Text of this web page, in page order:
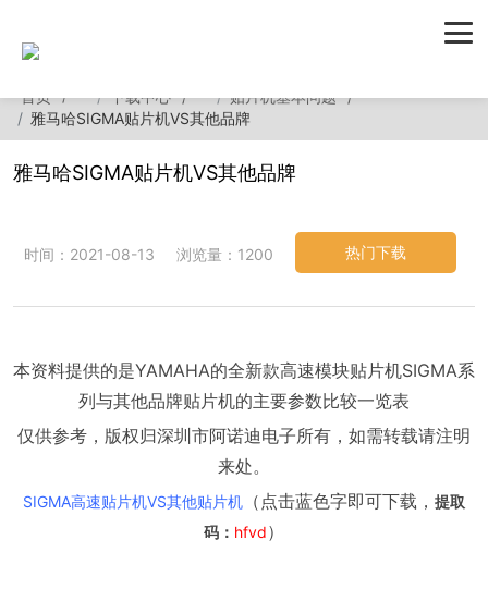
首页 下载中心
贴片机基本问题
雅马哈SIGMA贴片机VS其他品牌
雅马哈SIGMA贴片机VS其他品牌
时间：2021-08-13 浏览量：1200 热门下载
本资料提供的是YAMAHA的全新款高速模块贴片机SIGMA系
列与其他品牌贴片机的主要参数比较一览表
仅供参考，版权归深圳市阿诺迪电子所有，如需转载请注明
来处。
SIGMA高速贴片机VS其他贴片机 （点击蓝色字即可下载， 提取
码： hfvd）